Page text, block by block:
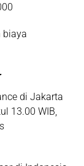
biaya
di Jakarta
13.00 WIB